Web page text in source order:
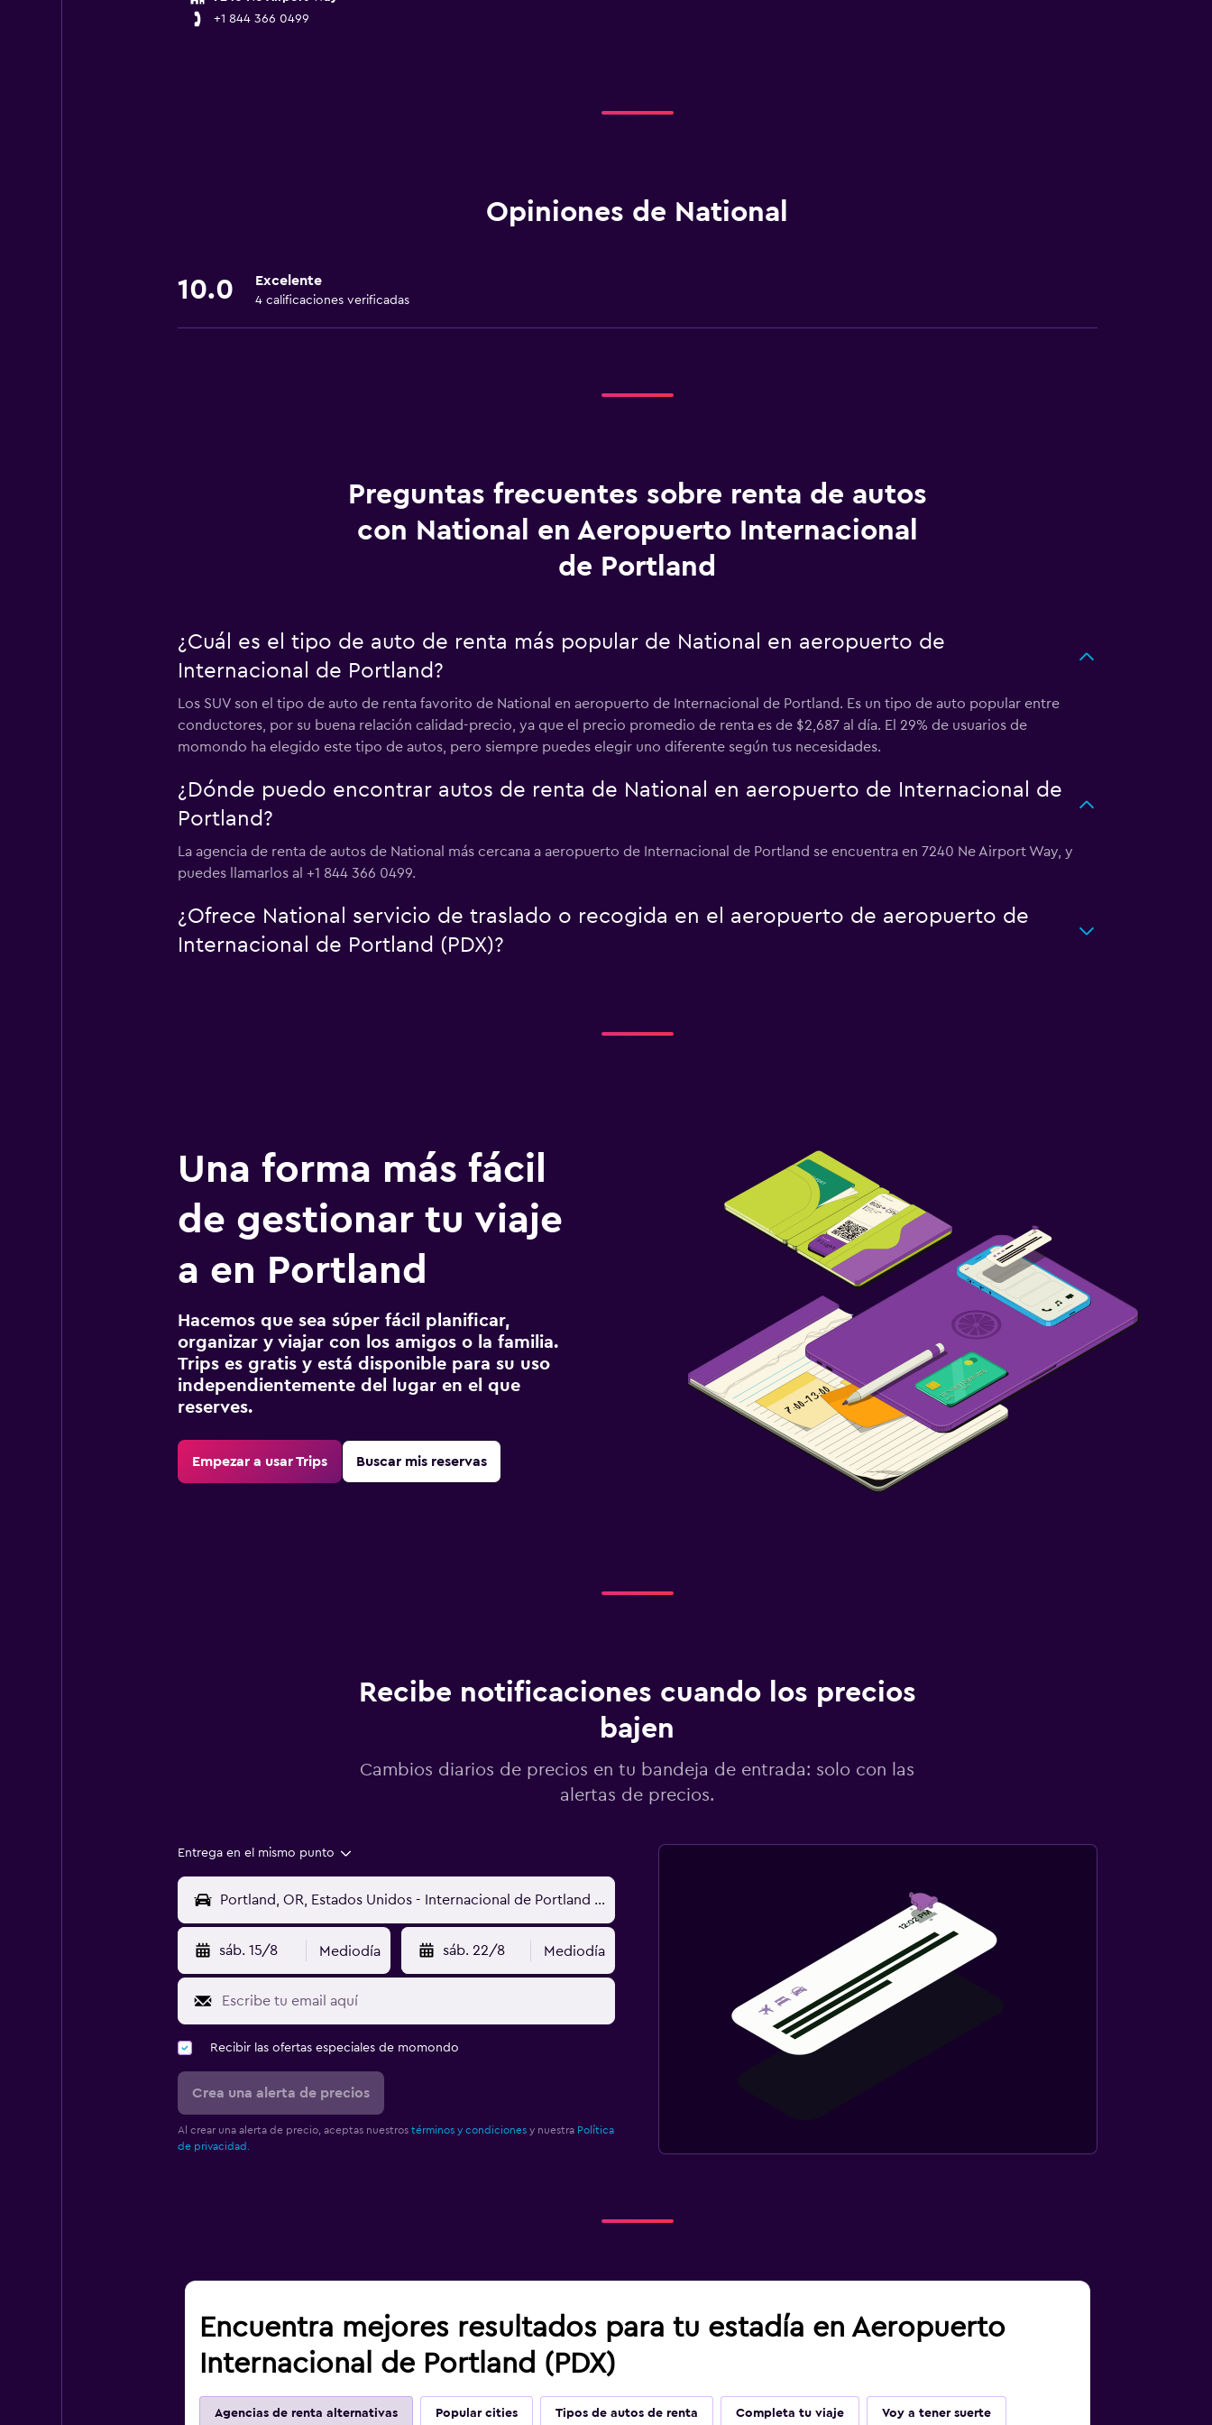
+1 844 366 0499
Opiniones de National
10.0 Excelente
4 calificaciones verificadas
Preguntas frecuentes sobre renta de autos
con National en Aeropuerto Internacional
de Portland
¿Cuál es el tipo de auto de renta más popular de National en aeropuerto de
Internacional de Portland?
Los SUV son el tipo de auto de renta favorito de National en aeropuerto de Internacional de Portland. Es un tipo de auto popular entre
conductores, por su buena relación calidad-precio, ya que el precio promedio de renta es de $2,687 al día. El 29% de usuarios de
momondo ha elegido este tipo de autos, pero siempre puedes elegir uno diferente según tus necesidades.
¿Dónde puedo encontrar autos de renta de National en aeropuerto de Internacional de
Portland?
La agencia de renta de autos de National más cercana a aeropuerto de Internacional de Portland se encuentra en 7240 Ne Airport Way, y
puedes llamarlos al +1 844 366 0499.
¿Ofrece National servicio de traslado o recogida en el aeropuerto de aeropuerto de
Internacional de Portland (PDX)?
Una forma más fácil
de gestionar tu viaje
a en Portland
Hacemos que sea súper fácil planificar,
organizar y viajar con los amigos o la familia.
Trips es gratis y está disponible para su uso
independientemente del lugar en el que
reserves.
Empezar a usar Trips Buscar mis reservas
Recibe notificaciones cuando los precios
bajen
Cambios diarios de precios en tu bandeja de entrada: solo con las
alertas de precios.
Entrega en el mismo punto
sáb. 15/8 Mediodía sáb. 22/8 Mediodía
Recibir las ofertas especiales de momondo
Crea una alerta de precios
Al crear una alerta de precio, aceptas nuestros términos y condicionesy nuestra Política
de privacidad.
Encuentra mejores resultados para tu estadía en Aeropuerto
Internacional de Portland (PDX)
Agencias de renta alternativas Popular cities Tipos de autos de renta Completa tu viaje Voy a tener suerte